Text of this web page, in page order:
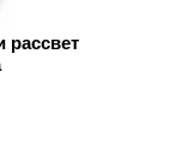
рассвет